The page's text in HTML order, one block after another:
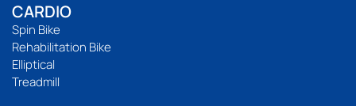
CARDIO
Spin Bike
Rehabilitation Bike
Elliptical
Treadmill